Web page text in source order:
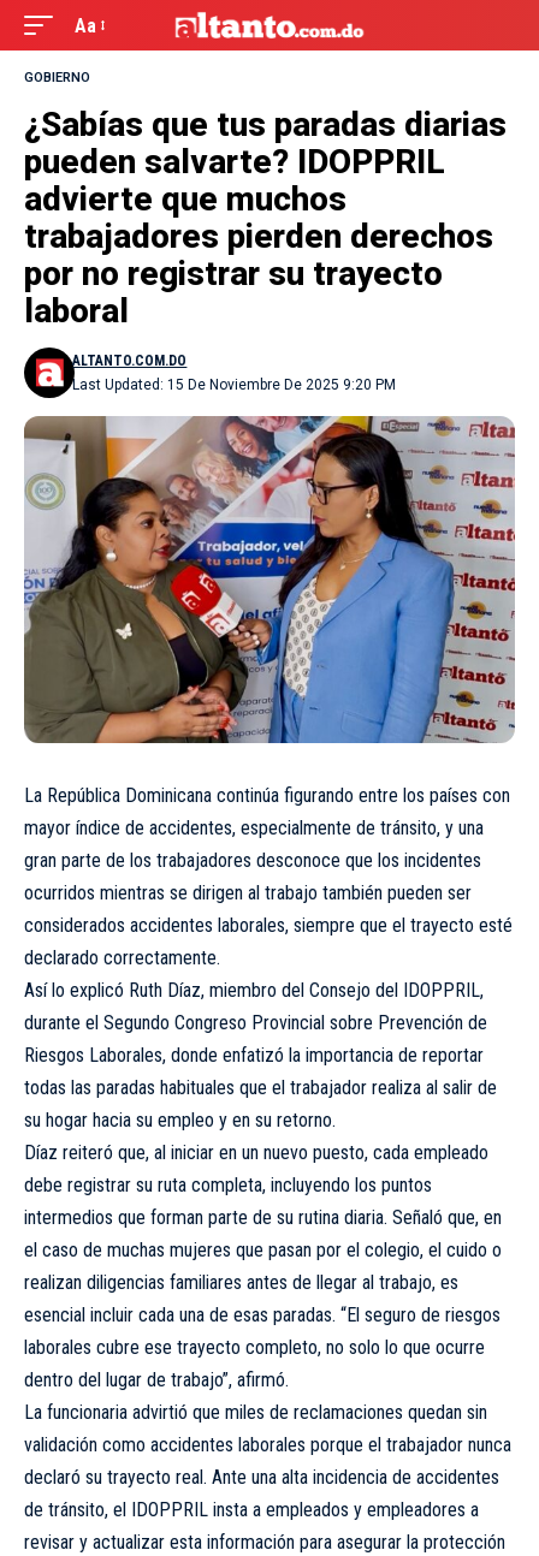
Aa
GOBIERNO
¿Sabías que tus paradas diarias
pueden salvarte? IDOPPRIL
advierte que muchos
trabajadores pierden derechos
por no registrar su trayecto
laboral
Last Updated: 15 De Noviembre De 2025 9:20 PM
ALTANTO.COM.DO
La República Dominicana continúa figurando entre los países con
mayor índice de accidentes, especialmente de tránsito, y una
gran parte de los trabajadores desconoce que los incidentes
ocurridos mientras se dirigen al trabajo también pueden ser
considerados accidentes laborales, siempre que el trayecto esté
declarado correctamente.
Así lo explicó Ruth Díaz, miembro del Consejo del IDOPPRIL,
durante el Segundo Congreso Provincial sobre Prevención de
Riesgos Laborales, donde enfatizó la importancia de reportar
todas las paradas habituales que el trabajador realiza al salir de
su hogar hacia su empleo y en su retorno.
Díaz reiteró que, al iniciar en un nuevo puesto, cada empleado
debe registrar su ruta completa, incluyendo los puntos
intermedios que forman parte de su rutina diaria. Señaló que, en
el caso de muchas mujeres que pasan por el colegio, el cuido o
realizan diligencias familiares antes de llegar al trabajo, es
esencial incluir cada una de esas paradas. “El seguro de riesgos
laborales cubre ese trayecto completo, no solo lo que ocurre
dentro del lugar de trabajo”, afirmó.
La funcionaria advirtió que miles de reclamaciones quedan sin
validación como accidentes laborales porque el trabajador nunca
declaró su trayecto real. Ante una alta incidencia de accidentes
de tránsito, el IDOPPRIL insta a empleados y empleadores a
revisar y actualizar esta información para asegurar la protección